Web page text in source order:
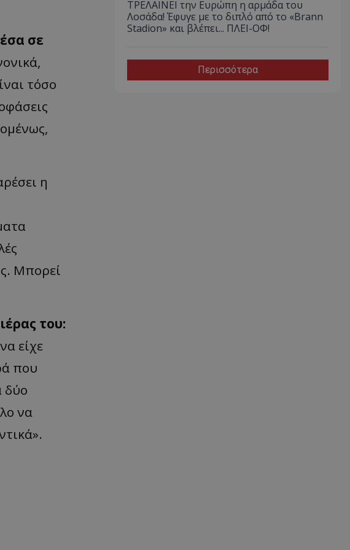
σε
τόσο
η
Μπορεί
του:
είχε
που
δύο
να
ΤΡΕΛΑΙΝΕΙ την Ευρώπη η αρμάδα του
Λοσάδα! Έφυγε με το διπλό από το «Brann
Stadion» και βλέπει... ΠΛΕΙ-ΟΦ!
Περισσότερα